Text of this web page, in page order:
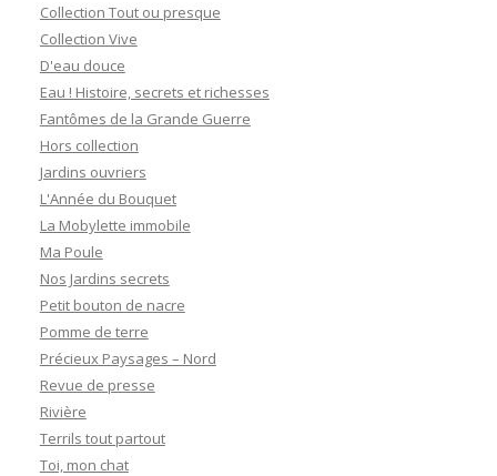
Collection Tout ou presque
Collection Vive
D'eau douce
Eau ! Histoire, secrets et richesses
Fantômes de la Grande Guerre
Hors collection
Jardins ouvriers
L'Année du Bouquet
La Mobylette immobile
Ma Poule
Nos Jardins secrets
Petit bouton de nacre
Pomme de terre
Précieux Paysages – Nord
Revue de presse
Rivière
Terrils tout partout
Toi, mon chat